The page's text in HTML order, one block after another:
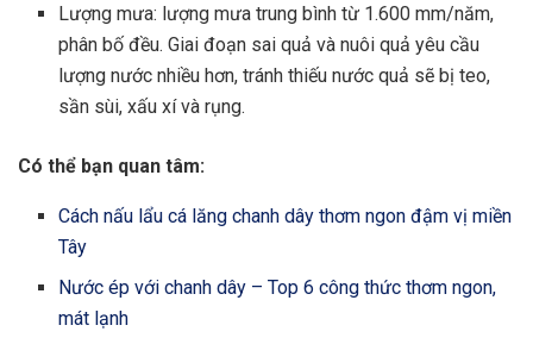
Lượng mưa: lượng mưa trung bình từ 1.600 mm/năm,
phân bố đều. Giai đoạn sai quả và nuôi quả yêu cầu
lượng nước nhiều hơn, tránh thiếu nước quả sẽ bị teo,
sần sùi, xấu xí và rụng.
Có thể bạn quan tâm:
Cách nấu lẩu cá lăng chanh dây thơm ngon đậm vị miền
Tây
Nước ép với chanh dây – Top 6 công thức thơm ngon,
mát lạnh